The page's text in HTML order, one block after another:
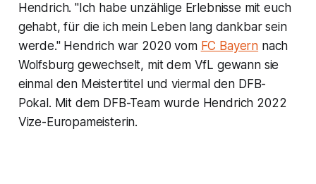
Hendrich. "Ich habe unzählige Erlebnisse mit euch
gehabt, für die ich mein Leben lang dankbar sein
werde." Hendrich war 2020 vom FC Bayern nach
Wolfsburg gewechselt, mit dem VfL gewann sie
einmal den Meistertitel und viermal den DFB-
Pokal. Mit dem DFB-Team wurde Hendrich 2022
Vize-Europameisterin.